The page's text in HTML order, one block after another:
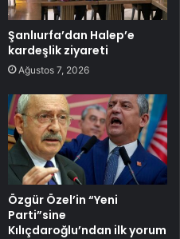
Şanlıurfa’dan Halep’e
kardeşlik ziyareti
Ağustos 7, 2026
Özgür Özel’in “Yeni
Parti”sine
Kılıçdaroğlu’ndan ilk yorum